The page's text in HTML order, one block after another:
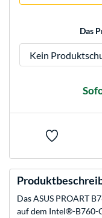
Das
Das ASUS PROART
auf dem Intel®-B760-